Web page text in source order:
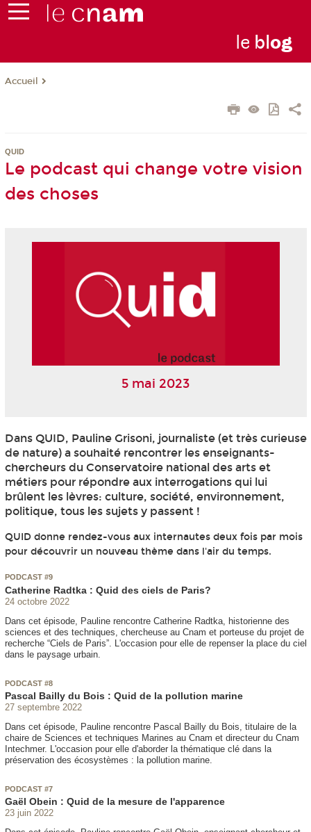
le blog
Accueil
QUID
Le podcast qui change votre vision
des choses
5 mai 2023
Dans QUID, Pauline Grisoni, journaliste (et très curieuse
de nature) a souhaité rencontrer les enseignants-
chercheurs du Conservatoire national des arts et
métiers pour répondre aux interrogations qui lui
brûlent les lèvres: culture, société, environnement,
politique, tous les sujets y passent !
QUID donne rendez-vous aux internautes deux fois par mois
pour découvrir un nouveau thème dans l'air du temps.
PODCAST #9
Catherine Radtka : Quid des ciels de Paris?
24 octobre 2022
Dans cet épisode, Pauline rencontre Catherine Radtka, historienne des
sciences et des techniques, chercheuse au Cnam et porteuse du projet de
recherche “Ciels de Paris”. L'occasion pour elle de repenser la place du ciel
dans le paysage urbain.
PODCAST #8
Pascal Bailly du Bois : Quid de la pollution marine
27 septembre 2022
Dans cet épisode, Pauline rencontre Pascal Bailly du Bois, titulaire de la
chaire de Sciences et techniques Marines au Cnam et directeur du Cnam
Intechmer. L'occasion pour elle d'aborder la thématique clé dans la
préservation des écosystèmes : la pollution marine.
PODCAST #7
Gaël Obein : Quid de la mesure de l'apparence
23 juin 2022